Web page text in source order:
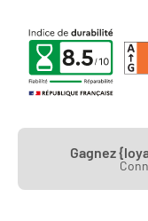
Gagnez